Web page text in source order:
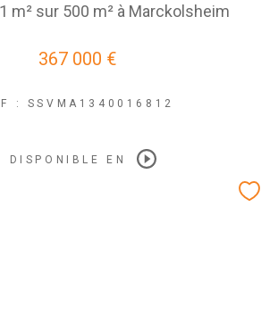
m² sur 500 m² à Marckolsheim
367 000 €
: SSVMA1340016812
DISPONIBLE EN